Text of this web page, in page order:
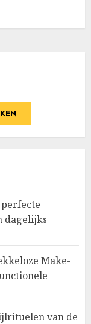
dagelijks
Make-
van de